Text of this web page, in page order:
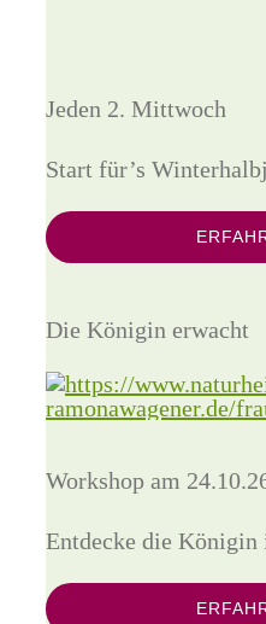
Jeden 2. Mittwoch
Start für’s
Die Königin erwacht
Workshop am
Entdecke die